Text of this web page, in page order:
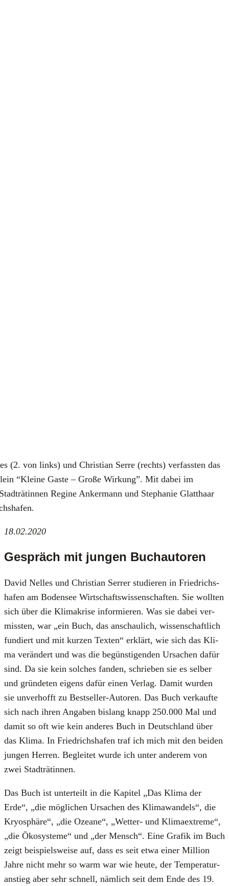
(2. von links) und Chris­ti­an Ser­re (rechts) ver­fass­ten das
“Klei­ne Gas­te – Gro­ße Wir­kung”. Mit dabei im
Regi­ne Anker­mann und Ste­pha­nie Glatt­haar
18.02.2020
Gespräch mit jungen Buchautoren
David Nel­les und Chris­ti­an Ser­rer stu­die­ren in Fried­richs­
ha­fen am Boden­see Wirt­schafts­wis­sen­schaf­ten. Sie woll­ten
sich über die Kli­ma­kri­se infor­mie­ren. Was sie dabei ver­
miss­ten, war „ein Buch, das anschau­lich, wis­sen­schaft­lich
fun­diert und mit kur­zen Tex­ten“ erklärt, wie sich das Kli­
ma ver­än­dert und was die begüns­ti­gen­den Ursa­chen dafür
sind. Da sie kein sol­ches fan­den, schrie­ben sie es sel­ber
und grün­de­ten eigens dafür einen Ver­lag. Damit wur­den
sie unver­hofft zu Best­sel­ler-Autoren. Das Buch ver­kauf­te
sich nach ihren Anga­ben bis­lang knapp 250.000 Mal und
damit so oft wie kein ande­res Buch in Deutsch­land über
das Kli­ma. In Fried­richs­ha­fen traf ich mich mit den bei­den
jun­gen Her­ren. Beglei­tet wur­de ich unter ande­rem von
zwei Stadt­rä­tin­nen.
Das Buch ist unter­teilt in die Kapi­tel „Das Kli­ma der
Erde“, „die mög­li­chen Ursa­chen des Kli­ma­wan­dels“, die
Kryo­sphä­re“, „die Ozea­ne“, „Wet­ter- und Kli­ma­ex­tre­me“,
„die Öko­sys­te­me“ und „der Mensch“. Eine Gra­fik im Buch
zeigt bei­spiels­wei­se auf, dass es seit etwa einer Mil­li­on
Jah­re nicht mehr so warm war wie heu­te, der Tem­pe­ra­tur­
an­stieg aber sehr schnell, näm­lich seit dem Ende des 19.